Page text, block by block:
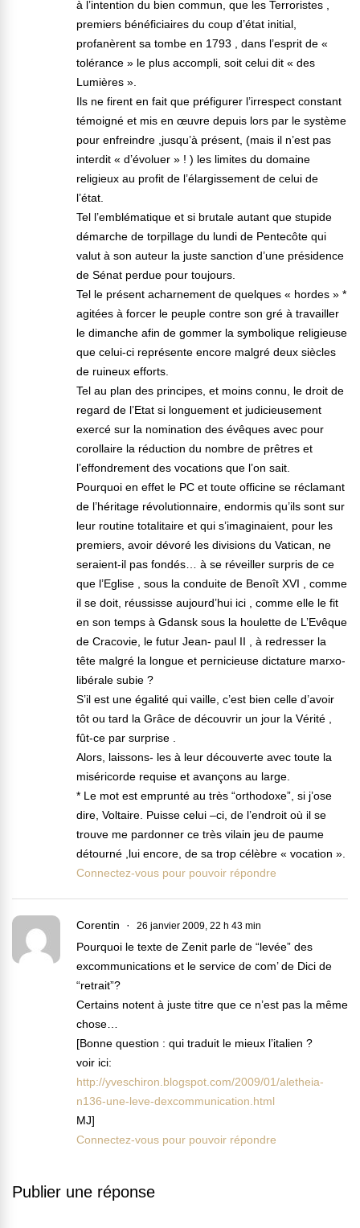
à l’intention du bien commun, que les Terroristes ,
premiers bénéficiaires du coup d’état initial,
profanèrent sa tombe en 1793 , dans l’esprit de «
tolérance » le plus accompli, soit celui dit « des
Lumières ».
Ils ne firent en fait que préfigurer l’irrespect constant
témoigné et mis en œuvre depuis lors par le système
pour enfreindre ,jusqu’à présent, (mais il n’est pas
interdit « d’évoluer » ! ) les limites du domaine
religieux au profit de l’élargissement de celui de
l’état.
Tel l’emblématique et si brutale autant que stupide
démarche de torpillage du lundi de Pentecôte qui
valut à son auteur la juste sanction d’une présidence
de Sénat perdue pour toujours.
Tel le présent acharnement de quelques « hordes » *
agitées à forcer le peuple contre son gré à travailler
le dimanche afin de gommer la symbolique religieuse
que celui-ci représente encore malgré deux siècles
de ruineux efforts.
Tel au plan des principes, et moins connu, le droit de
regard de l’Etat si longuement et judicieusement
exercé sur la nomination des évêques avec pour
corollaire la réduction du nombre de prêtres et
l’effondrement des vocations que l’on sait.
Pourquoi en effet le PC et toute officine se réclamant
de l’héritage révolutionnaire, endormis qu’ils sont sur
leur routine totalitaire et qui s’imaginaient, pour les
premiers, avoir dévoré les divisions du Vatican, ne
seraient-il pas fondés… à se réveiller surpris de ce
que l’Eglise , sous la conduite de Benoît XVI , comme
il se doit, réussisse aujourd’hui ici , comme elle le fit
en son temps à Gdansk sous la houlette de L’Evêque
de Cracovie, le futur Jean- paul II , à redresser la
tête malgré la longue et pernicieuse dictature marxo-
libérale subie ?
S’il est une égalité qui vaille, c’est bien celle d’avoir
tôt ou tard la Grâce de découvrir un jour la Vérité ,
fût-ce par surprise .
Alors, laissons- les à leur découverte avec toute la
miséricorde requise et avançons au large.
* Le mot est emprunté au très “orthodoxe”, si j’ose
dire, Voltaire. Puisse celui –ci, de l’endroit où il se
trouve me pardonner ce très vilain jeu de paume
détourné ,lui encore, de sa trop célèbre « vocation ».
Connectez-vous pour pouvoir répondre
Corentin 26 janvier 2009, 22 h 43 min
Pourquoi le texte de Zenit parle de “levée” des
excommunications et le service de com’ de Dici de
“retrait”?
Certains notent à juste titre que ce n’est pas la même
chose…
[Bonne question : qui traduit le mieux l’italien ?
voir ici:
http://yveschiron.blogspot.com/2009/01/aletheia-
n136-une-leve-dexcommunication.html
MJ]
Connectez-vous pour pouvoir répondre
Publier une réponse